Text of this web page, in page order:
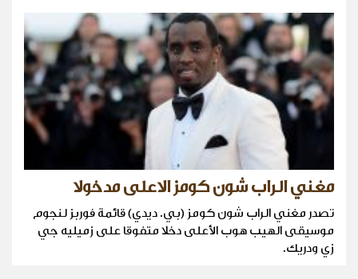
مغني الراب شون كومز الاعلى مدخولا
تصدر مغني الراب شون كومز (بي. ديدي) قائمة فوربز لنجوم
موسيقى الهيب هوب الأعلى دخلا متفوقا على زميليه جي
زي ودريك.